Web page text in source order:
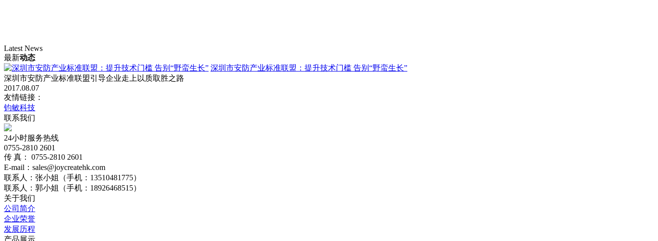
Latest News
最新动态
深圳市安防产业标准联盟：提升技术门槛 告别“野蛮生长”
深圳市安防产业标准联盟引导企业走上以质取胜之路
2017.08.07
友情链接：
钧敏科技
联系我们
24小时服务热线
0755-2810 2601
传 真： 0755-2810 2601
E-mail：sales@joycreatehk.com
联系人：张小姐（手机：13510481775）
联系人：郭小姐（手机：18926468515）
关于我们
公司简介
企业荣誉
发展历程
产品展示